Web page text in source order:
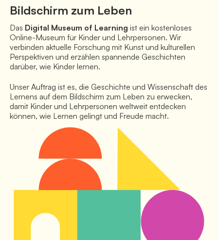
Bildschirm zum Leben
Das Digital Museum of Learning ist ein kostenloses
Online-Museum für Kinder und Lehrpersonen. Wir
verbinden aktuelle Forschung mit Kunst und kulturellen
Perspektiven und erzählen spannende Geschichten
darüber, wie Kinder lernen.
Unser Auftrag ist es, die Geschichte und Wissenschaft des
Lernens auf dem Bildschirm zum Leben zu erwecken,
damit Kinder und Lehrpersonen weltweit entdecken
können, wie Lernen gelingt und Freude macht.